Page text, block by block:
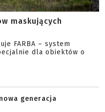
maskujących
FARBA – system
dla obiektów o
generacja